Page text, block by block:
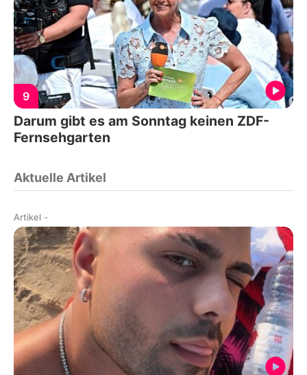
9
Darum gibt es am Sonntag keinen ZDF-
Fernsehgarten
Aktuelle Artikel
Artikel -